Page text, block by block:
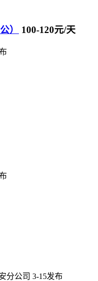
） 100-120元/天
分公司 3-15发布